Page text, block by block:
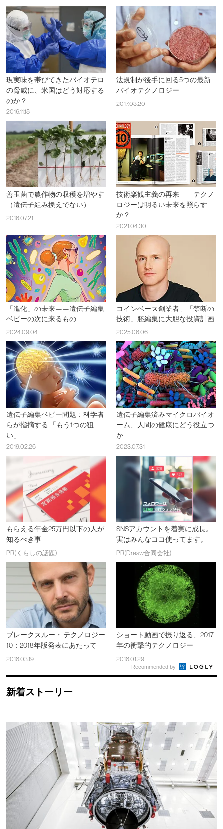
現実味を帯びてきたバイオテロ
の脅威に、米国はどう対応する
のか？
2016.11.18
法規制が後手に回る5つの最新
バイオテクノロジー
2017.03.20
善玉菌で農作物の収穫を増やす
（遺伝子組み換えでない）
2016.07.21
技術楽観主義の再来——テクノ
ロジーは明るい未来を照らす
か？
2021.04.30
「進化」の未来——遺伝子編集
ベビーの次に来るもの
2024.09.04
コインベース創業者、「禁断の
技術」胚編集に大胆な投資計画
2025.06.06
遺伝子編集ベビー問題：科学者
らが指摘する 「もう1つの狙
い」
2019.02.26
遺伝子編集済みマイクロバイオ
ーム、人間の健康にどう役立つ
か
2023.07.31
もらえる年金25万円以下の人が
知るべき事
PR(くらしの話題)
SNSアカウントを着実に成長。
実はみんなココ使ってます。
PR(Dreaw合同会社)
ブレークスルー・ テクノロジー
10：2018年版発表にあたって
2018.03.19
ショート動画で振り返る、2017
年の衝撃的テクノロジー
2018.01.29
Recommended by
新着ストーリー